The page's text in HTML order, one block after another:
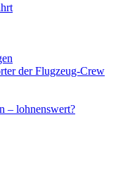
der Flugzeug-Crew
– lohnenswert?